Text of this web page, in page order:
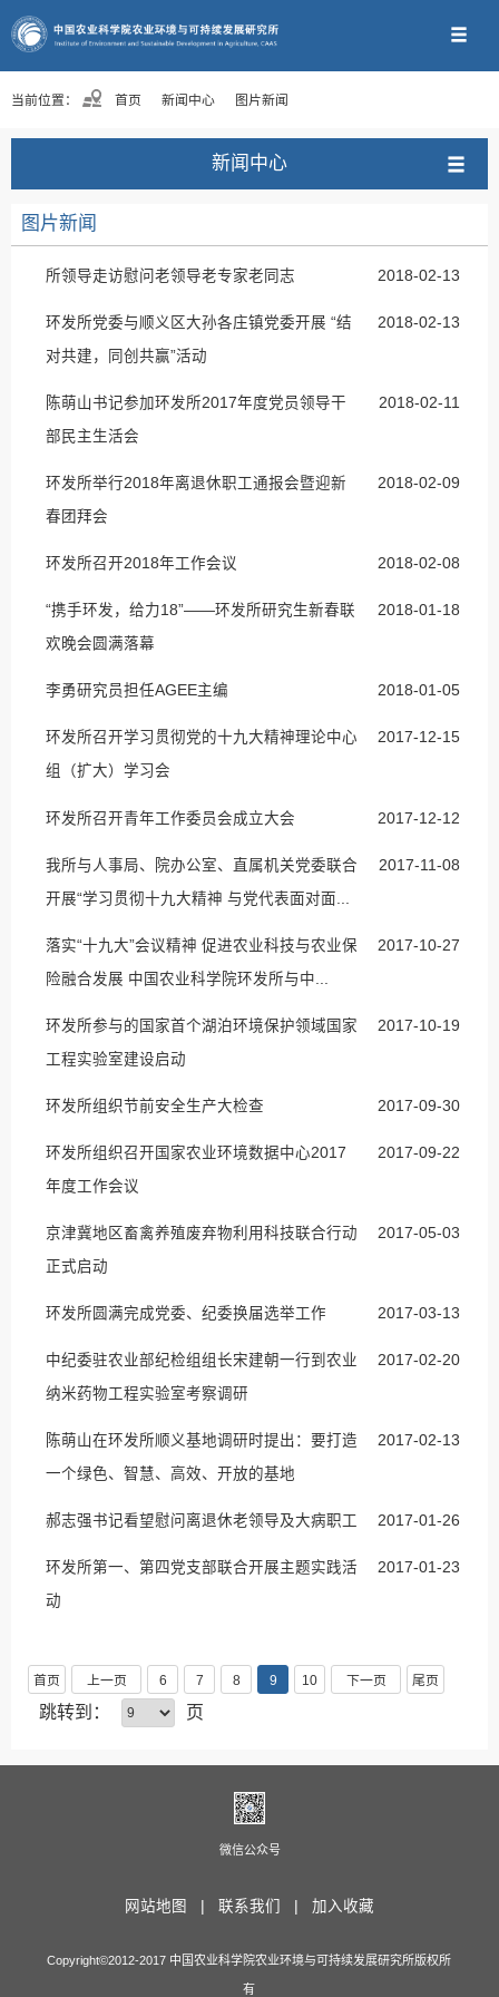
当前位置： 首页 新闻中心 图片新闻
新闻中心
图片新闻
2018-02-13
所领导走访慰问老领导老专家老同志
2018-02-13
环发所党委与顺义区大孙各庄镇党委开展 “结
对共建，同创共赢”活动
2018-02-11
陈萌山书记参加环发所2017年度党员领导干
部民主生活会
2018-02-09
环发所举行2018年离退休职工通报会暨迎新
春团拜会
2018-02-08
环发所召开2018年工作会议
2018-01-18
“携手环发，给力18”——环发所研究生新春联
欢晚会圆满落幕
2018-01-05
李勇研究员担任AGEE主编
2017-12-15
环发所召开学习贯彻党的十九大精神理论中心
组（扩大）学习会
2017-12-12
环发所召开青年工作委员会成立大会
2017-11-08
我所与人事局、院办公室、直属机关党委联合
开展“学习贯彻十九大精神 与党代表面对面...
2017-10-27
落实“十九大”会议精神 促进农业科技与农业保
险融合发展 中国农业科学院环发所与中...
2017-10-19
环发所参与的国家首个湖泊环境保护领域国家
工程实验室建设启动
2017-09-30
环发所组织节前安全生产大检查
2017-09-22
环发所组织召开国家农业环境数据中心2017
年度工作会议
2017-05-03
京津冀地区畜禽养殖废弃物利用科技联合行动
正式启动
2017-03-13
环发所圆满完成党委、纪委换届选举工作
2017-02-20
中纪委驻农业部纪检组组长宋建朝一行到农业
纳米药物工程实验室考察调研
2017-02-13
陈萌山在环发所顺义基地调研时提出：要打造
一个绿色、智慧、高效、开放的基地
2017-01-26
郝志强书记看望慰问离退休老领导及大病职工
2017-01-23
环发所第一、第四党支部联合开展主题实践活
动
首页 上一页 6 7 8 9 10 下一页 尾页
跳转到： 页
微信公众号
网站地图 | 联系我们 | 加入收藏
Copyright©2012-2017 中国农业科学院农业环境与可持续发展研究所版权所
有